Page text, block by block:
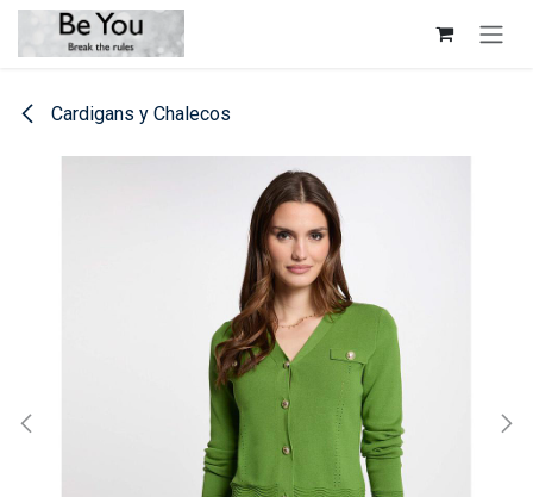
Ir al contenido
Cardigans y Chalecos